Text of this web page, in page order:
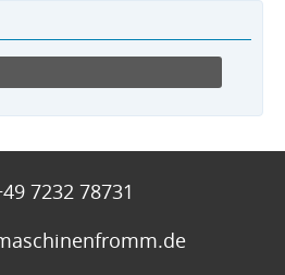
7232 78731